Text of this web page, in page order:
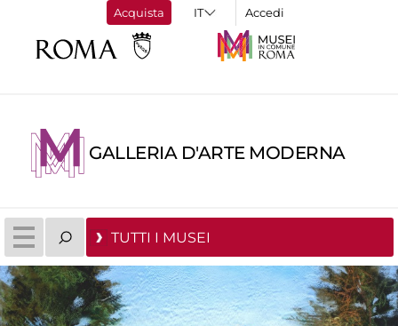
Acquista Accedi
GALLERIA D'ARTE MODERNA
TUTTI I MUSEI